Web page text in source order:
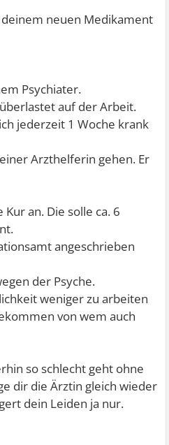
neuen Medikament
Psychiater.
auf der Arbeit.
jederzeit 1 Woche krank
Arzthelferin gehen. Er
an. Die solle ca. 6
angeschrieben
der Psyche.
weniger zu arbeiten
von wem auch
so schlecht geht ohne
dir die Ärztin gleich wieder
dein Leiden ja nur.